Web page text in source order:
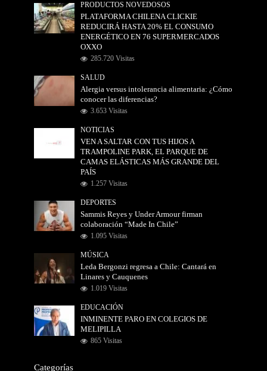
PRODUCTOS NOVEDOSOS
PLATAFORMA CHILENA CLICKIE
REDUCIRÁ HASTA 20% EL CONSUMO
ENERGÉTICO EN 76 SUPERMERCADOS
OXXO
285.720 Visitas
SALUD
Alergia versus intolerancia alimentaria: ¿Cómo
conocer las diferencias?
3.653 Visitas
NOTICIAS
VEN A SALTAR CON TUS HIJOS A
TRAMPOLINE PARK, EL PARQUE DE
CAMAS ELÁSTICAS MÁS GRANDE DEL
PAÍS
1.257 Visitas
DEPORTES
Sammis Reyes y Under Armour firman
colaboración “Made In Chile”
1.095 Visitas
MÚSICA
Leda Bergonzi regresa a Chile: Cantará en
Linares y Cauquenes
1.019 Visitas
EDUCACIÓN
INMINENTE PARO EN COLEGIOS DE
MELIPILLA
865 Visitas
Categorías